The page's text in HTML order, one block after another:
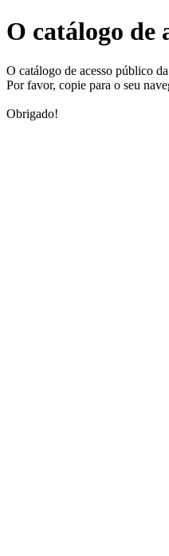
O catálogo de
O catálogo de acesso público
Por favor, copie para o seu
Obrigado!